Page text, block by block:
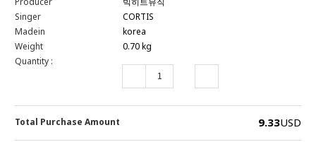
Singer
CORTIS
Madein
korea
Weight
0.70 kg
Quantity :
Total Purchase Amount 9.33USD